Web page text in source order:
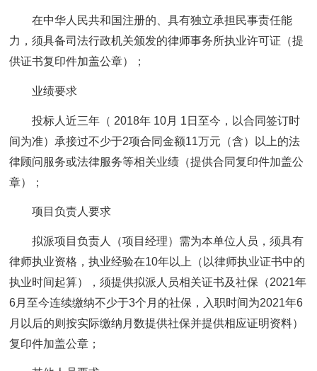
在中华人民共和国注册的、具有独立承担民事责任能
力，须具备司法行政机关颁发的律师事务所执业许可证（提
供证书复印件加盖公章）；
业绩要求
投标人近三年（ 2018年 10月 1日至今，以合同签订时
间为准）承接过不少于2项合同金额11万元（含）以上的法
律顾问服务或法律服务等相关业绩（提供合同复印件加盖公
章）；
项目负责人要求
拟派项目负责人（项目经理）需为本单位人员，须具有
律师执业资格，执业经验在10年以上（以律师执业证书中的
执业时间起算），须提供拟派人员相关证书及社保（2021年
6月至今连续缴纳不少于3个月的社保，入职时间为2021年6
月以后的则按实际缴纳月数提供社保并提供相应证明资料）
复印件加盖公章；